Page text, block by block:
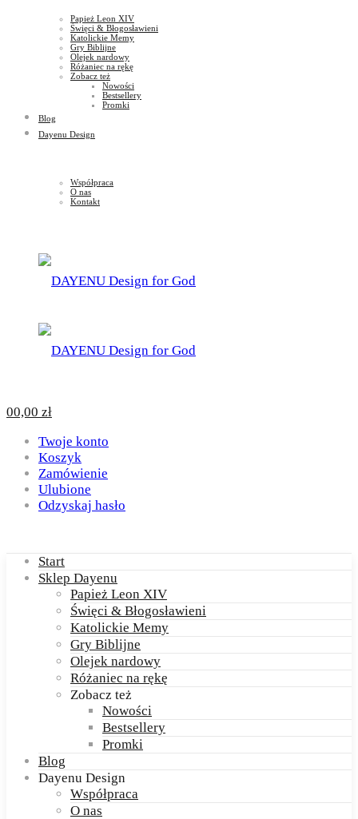
Papież Leon XIV
Święci & Błogosławieni
Katolickie Memy
Gry Biblijne
Olejek nardowy
Różaniec na rękę
Zobacz też
Nowości
Bestsellery
Promki
Blog
Dayenu Design
Współpraca
O nas
Kontakt
00,00 zł
Twoje konto
Koszyk
Zamówienie
Ulubione
Odzyskaj hasło
Start
Sklep Dayenu
Papież Leon XIV
Święci & Błogosławieni
Katolickie Memy
Gry Biblijne
Olejek nardowy
Różaniec na rękę
Zobacz też
Nowości
Bestsellery
Promki
Blog
Dayenu Design
Współpraca
O nas